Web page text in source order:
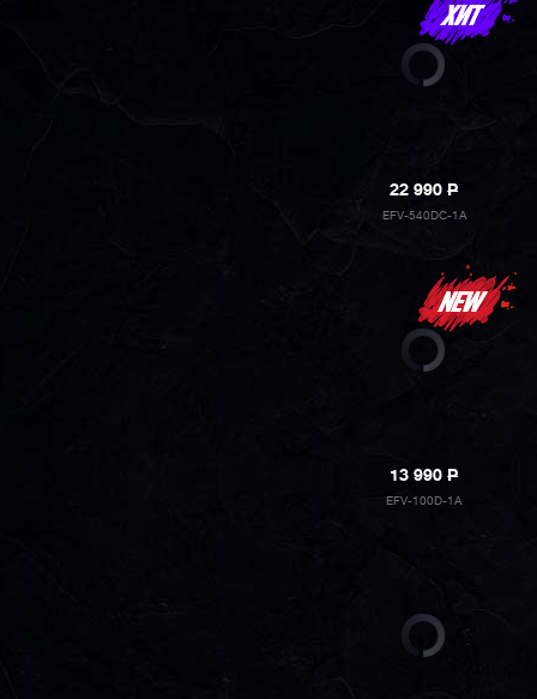
22 990P
EFV-540DC-1A
13 990P
EFV-100D-1A